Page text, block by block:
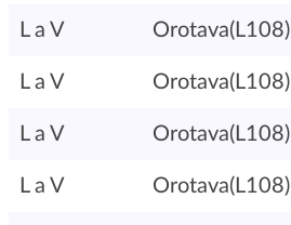
L a V Orotava(L108)
L a V Orotava(L108)
L a V Orotava(L108)
L a V Orotava(L108)